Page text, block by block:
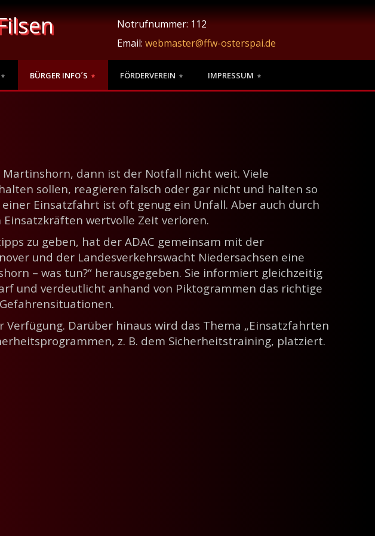
Notrufnummer: 112
Email: webmaster@ffw-osterspai.de
BÜRGER INFO´S FÖRDERVEREIN IMPRESSUM
dann ist der Notfall nicht weit. Viele
sollen, reagieren falsch oder gar nicht und halten so
einer Einsatzfahrt ist oft genug ein Unfall. Aber auch durch
wertvolle Zeit verloren.
zu geben, hat der ADAC gemeinsam mit der
und der Landesverkehrswacht Niedersachsen eine
– was tun?“ herausgegeben. Sie informiert gleichzeitig
und verdeutlicht anhand von Piktogrammen das richtige
Verfügung. Darüber hinaus wird das Thema „Einsatzfahrten
z. B. dem Sicherheitstraining, platziert.